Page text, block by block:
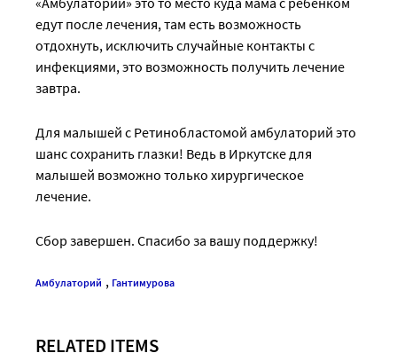
едут после лечения, там есть возможность
отдохнуть, исключить случайные контакты с
инфекциями, это возможность получить лечение
завтра.
Для малышей с Ретинобластомой амбулаторий это
шанс сохранить глазки! Ведь в Иркутске для
малышей возможно только хирургическое
лечение.
Сбор завершен. Спасибо за вашу поддержку!
Амбулаторий , Гантимурова
RELATED ITEMS